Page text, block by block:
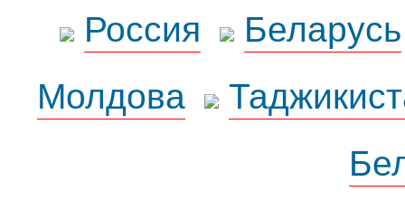
Россия
Беларусь
Молдова